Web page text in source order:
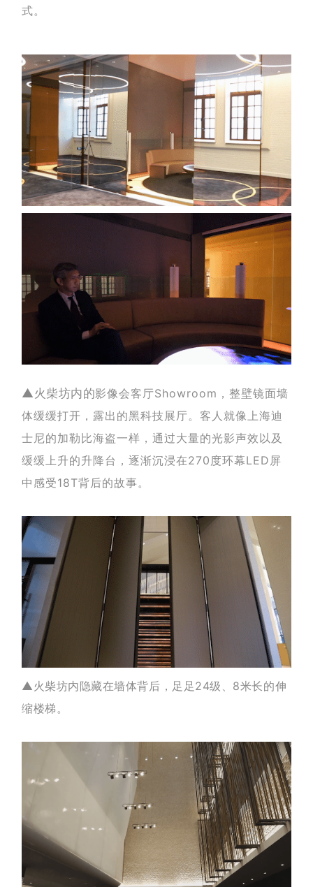
式。
▲火柴坊内的影像会客 厅Showroom ，整壁镜面墙
体缓缓打开，露出的黑科技展厅。客人就像上海迪
士尼的加勒比海盗一样，通过大量的光影声效以及
缓缓上升的升降台，逐渐沉浸在270度环幕LED屏
中感受18T背后的故事。
▲火柴坊内隐藏在墙体背后，足足24级、8米长的伸
缩楼梯。